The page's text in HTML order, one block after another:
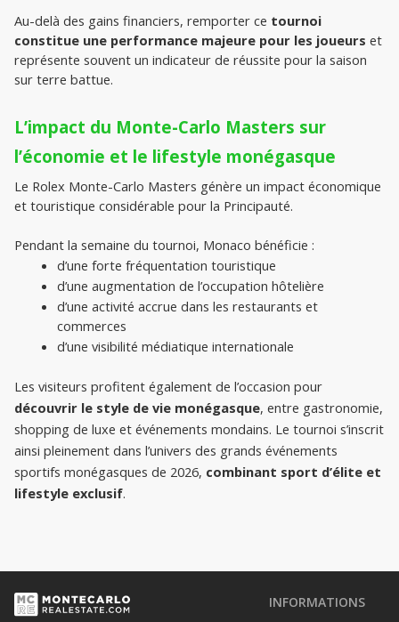
Au-delà des gains financiers, remporter ce tournoi
constitue une performance majeure pour les joueurs et
représente souvent un indicateur de réussite pour la saison
sur terre battue.
L’impact du Monte-Carlo Masters sur
l’économie et le lifestyle monégasque
Le Rolex Monte-Carlo Masters génère un impact économique
et touristique considérable pour la Principauté.
Pendant la semaine du tournoi, Monaco bénéficie :
d’une forte fréquentation touristique
d’une augmentation de l’occupation hôtelière
d’une activité accrue dans les restaurants et
commerces
d’une visibilité médiatique internationale
Les visiteurs profitent également de l’occasion pour
découvrir le style de vie monégasque, entre gastronomie,
shopping de luxe et événements mondains. Le tournoi s’inscrit
ainsi pleinement dans l’univers des grands événements
sportifs monégasques de 2026, combinant sport d’élite et
lifestyle exclusif.
INFORMATIONS